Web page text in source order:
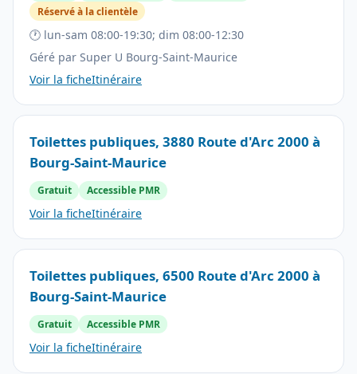
Réservé à la clientèle
🕐 lun-sam 08:00-19:30; dim 08:00-12:30
Géré par Super U Bourg-Saint-Maurice
Voir la ficheItinéraire
Toilettes publiques, 3880 Route d'Arc 2000 à
Bourg-Saint-Maurice
Gratuit Accessible PMR
Voir la ficheItinéraire
Toilettes publiques, 6500 Route d'Arc 2000 à
Bourg-Saint-Maurice
Gratuit Accessible PMR
Voir la ficheItinéraire